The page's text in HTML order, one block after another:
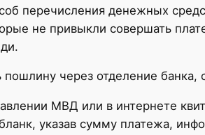
перечисления денежных
не привыкли совершать
через отделение банка,
МВД или в интернете
указав сумму платежа,